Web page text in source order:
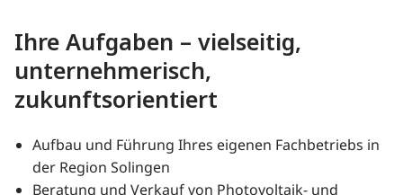
Ihre Aufgaben – vielseitig,
unternehmerisch,
zukunftsorientiert
Aufbau und Führung Ihres eigenen Fachbetriebs in
der Region Solingen